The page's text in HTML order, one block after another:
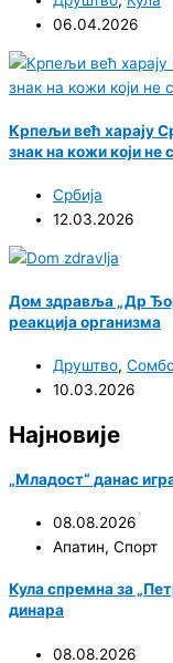
06.04.2026
Крпељи већ харају
знак на кожи који
Србија
12.03.2026
Дом здравља „Др
реакција организма
Друштво,
10.03.2026
Најновије
„Младост“ данас
08.08.2026
Апатин, Спорт
Кула спремна за
динара
08.08.2026